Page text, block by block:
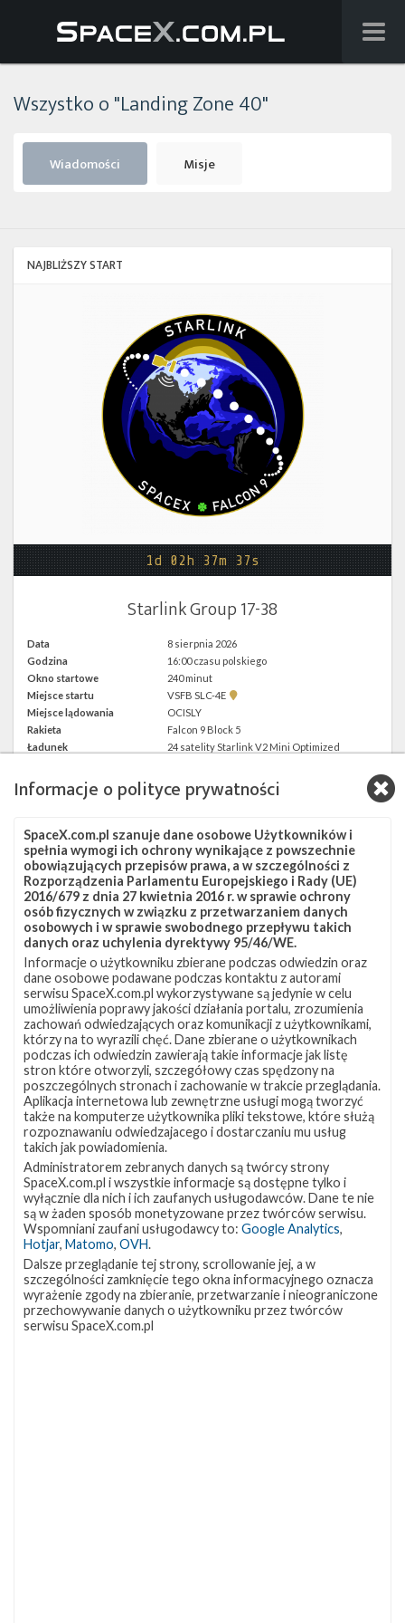
Starlink
Facebook
Kalendarze
Wszystko o "Landing Zone 40"
Wiadomości Misje
NAJBLIŻSZY START
1d 02h 37m 37s
Starlink Group 17-38
Data
8 sierpnia 2026
Godzina
16:00 czasu polskiego
Okno startowe
240 minut
Miejsce startu
VSFB SLC-4E
Pokaż
SLC-
4E w
Google
Miejsce lądowania
OCISLY
Rakieta
Falcon 9 Block 5
Ładunek
24 satelity Starlink V2 Mini Optimized
Z NASZEGO TWITTERA
Śledź nas na Twitterze
OSTATNIO POPULARNE
NAJPOPULARNIEJSZE TEMATY
Falcon 9 1046 Starlink 561 SLC-40 521
OCISLY 337 LC-39A 292 SLC-4E 284
NASA Lądowanie JRTI 214
ASOG Dragon 2 145 Osłony ładunku
Starship 107 Landing Zone 1
Informacje o polityce prywatności
SpaceX.com.pl szanuje dane osobowe Użytkowników i
spełnia wymogi ich ochrony wynikające z powszechnie
obowiązujących przepisów prawa, a w szczególności z
Rozporządzenia Parlamentu Europejskiego i Rady (UE)
2016/679 z dnia 27 kwietnia 2016 r. w sprawie ochrony
osób fizycznych w związku z przetwarzaniem danych
osobowych i w sprawie swobodnego przepływu takich
danych oraz uchylenia dyrektywy 95/46/WE.
Informacje o użytkowniku zbierane podczas odwiedzin oraz
dane osobowe podawane podczas kontaktu z autorami
serwisu SpaceX.com.pl wykorzystywane są jedynie w celu
umożliwienia poprawy jakości działania portalu, zrozumienia
zachowań odwiedzających oraz komunikacji z użytkownikami,
którzy na to wyrazili chęć. Dane zbierane o użytkownikach
podczas ich odwiedzin zawierają takie informacje jak listę
stron które otworzyli, szczegółowy czas spędzony na
poszczególnych stronach i zachowanie w trakcie przeglądania.
Aplikacja internetowa lub zewnętrzne usługi mogą tworzyć
także na komputerze użytkownika pliki tekstowe, które służą
rozpoznawaniu odwiedzajacego i dostarczaniu mu usług
takich jak powiadomienia.
Administratorem zebranych danych są twórcy strony
SpaceX.com.pl i wszystkie informacje są dostępne tylko i
wyłącznie dla nich i ich zaufanych usługodawców. Dane te nie
są w żaden sposób monetyzowane przez twórców serwisu.
Wspomniani zaufani usługodawcy to: Google Analytics,
Hotjar, Matomo, OVH.
Dalsze przeglądanie tej strony, scrollowanie jej, a w
szczególności zamknięcie tego okna informacyjnego oznacza
wyrażenie zgody na zbieranie, przetwarzanie i nieograniczone
przechowywanie danych o użytkowniku przez twórców
serwisu SpaceX.com.pl